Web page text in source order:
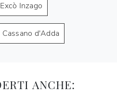
Inzago
d'Adda
ANCHE: